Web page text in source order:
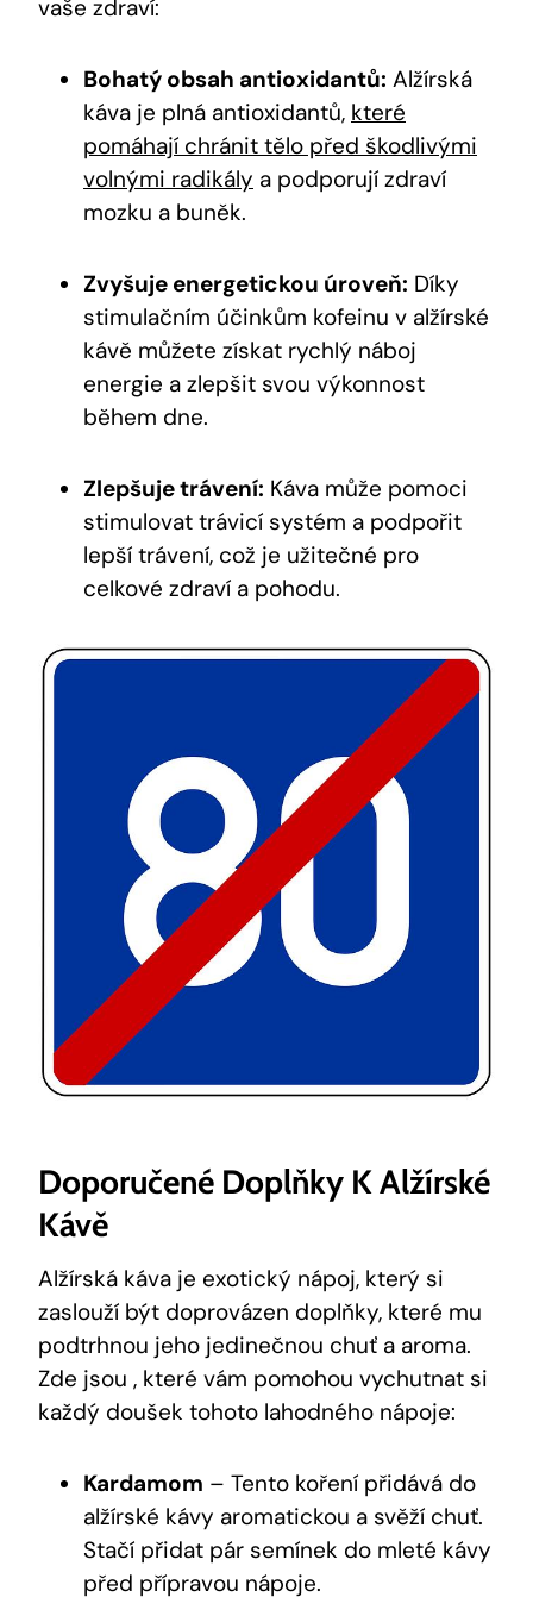
vaše zdraví:
Bohatý obsah antioxidantů: Alžírská
káva je plná antioxidantů, které
pomáhají chránit tělo před škodlivými
volnými radikály a podporují zdraví
mozku a buněk.
Zvyšuje energetickou úroveň: Díky
stimulačním účinkům kofeinu v alžírské
kávě můžete získat rychlý náboj
energie a zlepšit svou výkonnost
během dne.
Zlepšuje trávení: Káva může pomoci
stimulovat trávicí systém a podpořit
lepší trávení, což je užitečné pro
celkové zdraví a pohodu.
Doporučené Doplňky K Alžírské
Kávě
Alžírská káva je exotický nápoj, který si
zaslouží být doprovázen doplňky, které mu
podtrhnou jeho jedinečnou chuť a aroma.
Zde jsou , které vám pomohou vychutnat si
každý doušek tohoto lahodného nápoje:
Kardamom – Tento koření přidává do
alžírské kávy aromatickou a svěží chuť.
Stačí přidat pár semínek do mleté kávy
před přípravou nápoje.